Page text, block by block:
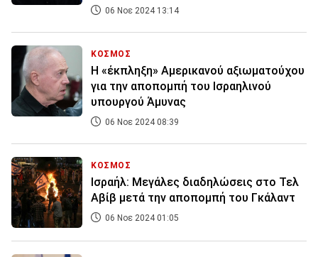
06 Νοε 2024 13:14
ΚΟΣΜΟΣ
Η «έκπληξη» Αμερικανού αξιωματούχου
για την αποπομπή του Ισραηλινού
υπουργού Άμυνας
06 Νοε 2024 08:39
ΚΟΣΜΟΣ
Ισραήλ: Μεγάλες διαδηλώσεις στο Τελ
Αβίβ μετά την αποπομπή του Γκάλαντ
06 Νοε 2024 01:05